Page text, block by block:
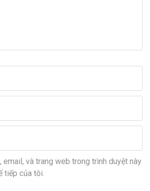
email, và trang web trong trình duyệt này
tiếp của tôi.